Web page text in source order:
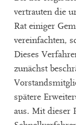
vertrauten die
Rat einiger
vereinfachten,
Dieses
zunächst
spätere
aus. Mit dieser